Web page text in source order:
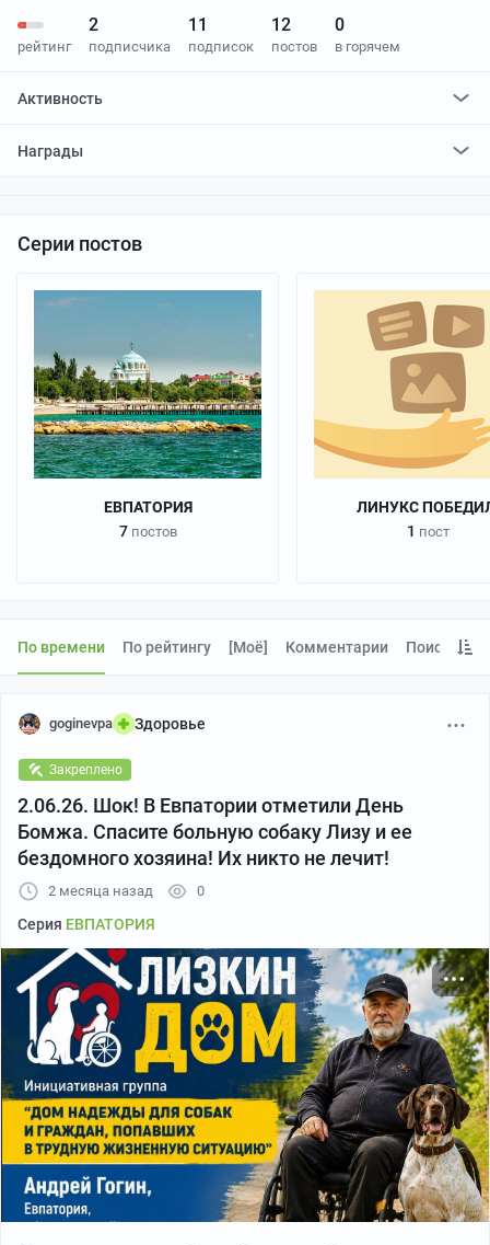
рейтинг
2
подписчика
11
подписок
12
постов
0
в горячем
Активность
Награды
Серии постов
ЕВПАТОРИЯ
7постов
ЛИНУКС
1 пост
По времени По рейтингу [моё] Комментарии Поиск
goginevpa Здоровье
Закреплено
2.06.26. Шок! В Евпатории отметили День
Бомжа. Спасите больную собаку Лизу и ее
бездомного хозяина! Их никто не лечит!
2 месяца назад 0
Серия ЕВПАТОРИЯ